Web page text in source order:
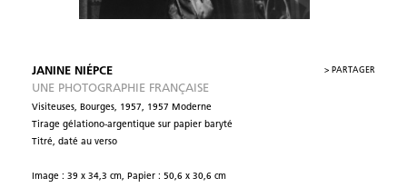
JANINE NIÉPCE
UNE PHOTOGRAPHIE FRANÇAISE
Visiteuses, Bourges, 1957, 1957 Moderne
Tirage gélationo-argentique sur papier baryté
Titré, daté au verso
Image : 39 x 34,3 cm, Papier : 50,6 x 30,6 cm
> PARTAGER